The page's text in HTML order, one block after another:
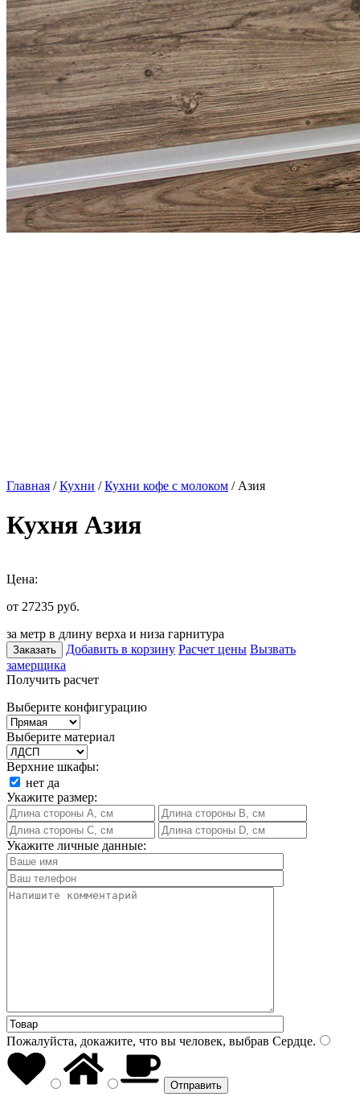
Главная /Кухни /Кухни кофе с молоком / Азия
Кухня Азия
Цена:
от 27235 руб.
за метр в длину верха и низа гарнитура
Заказать Добавить в корзину Расчет цены Вызвать
замерщика
Получить расчет
Выберите конфигурацию
Выберите материал
Верхние шкафы:
нет да
Укажите размер:
Укажите личные данные:
Пожалуйста, докажите, что вы человек, выбрав Сердце.